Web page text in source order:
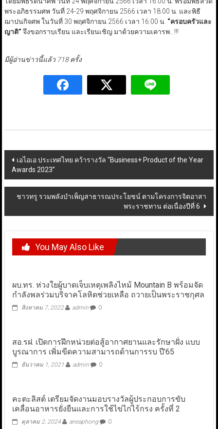
พระอภิธรรมศพ วันที่ 24-29 พฤศจิกายน 2566 เวลา 18.00 น. และพิธี
ฌาปนกิจศพ ในวันที่ 30 พฤศจิกายน 2566 เวลา 16:00 น. “ครอบครัวและ
ญาติ” จึงขอกราบเรียน และเรียนเชิญ มาด้วยความเคารพ…!!!
มีผู้อ่านข่าวนี้แล้ว 718 ครั้ง
Post
navigation
เอไอเอ ประเทศไทย คว้ารางวัล “Business+ Product of the Year
Awards 2023”
ชาวทรู รวมพลังบำเพ็ญสาธารณประโยชน์ ตามโครงการจิตอาสา
พระราชทาน ต่อเนื่องปีที่ 6
You May Also Like
ผบ.ทร. ห่วงใยผู้บาดเจ็บเหตุเพลิงไหม้ Mountain B พร้อมจัด
กำลังพลร่วมบริจาคโลหิตช่วยเหลือ ถวายเป็นพระราชกุศล
สิงหาคม 7, 2022 admin 0
สอ.รฝ. เปิดการฝึกหน่วยต่อสู้อากาศยานและรักษาฝั่ง แบบ
บูรณาการ เพิ่มขีดความสามารถด้านการรบ ปี’65
ธันวาคม 1, 2021 admin 0
คะตะลิสต์ เตรียมจัดงานมอบรางวัลผู้ประกอบการขับ
เคลื่อนอาหารยั่งยืนและการใช้ไข่ไก่ไร้กรง ครั้งที่ 2
ตุลาคม 2, 2024 aneaphong 0